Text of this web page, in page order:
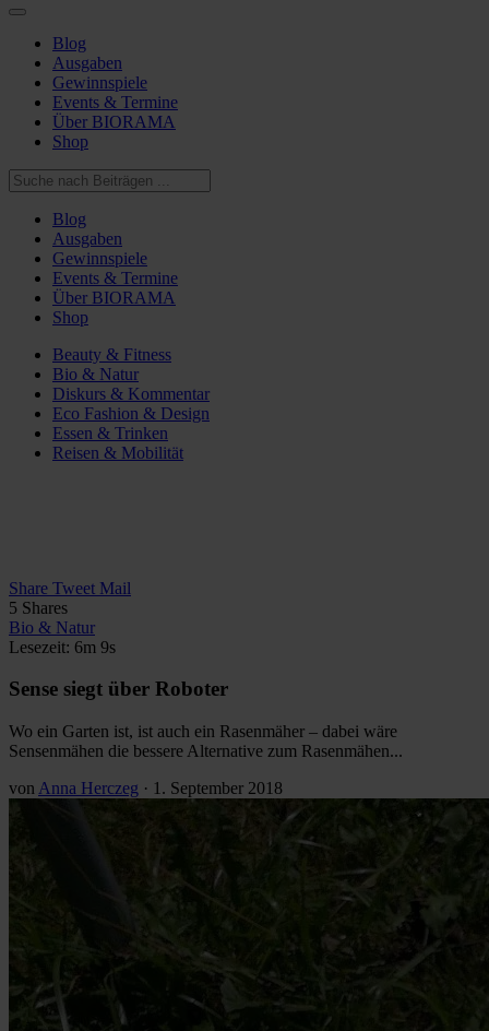
Blog
Ausgaben
Gewinnspiele
Events & Termine
Über BIORAMA
Shop
Blog
Ausgaben
Gewinnspiele
Events & Termine
Über BIORAMA
Shop
Beauty & Fitness
Bio & Natur
Diskurs & Kommentar
Eco Fashion & Design
Essen & Trinken
Reisen & Mobilität
Share Tweet Mail
5 Shares
Bio & Natur
Lesezeit: 6m 9s
Sense siegt über Roboter
Wo ein Garten ist, ist auch ein Rasenmäher – dabei wäre
Sensenmähen die bessere Alternative zum Rasenmähen...
von Anna Herczeg · 1. September 2018